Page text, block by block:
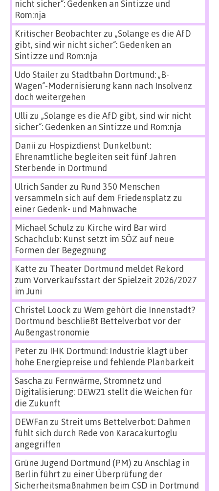
nicht sicher“: Gedenken an Sinti:zze und
Rom:nja
Kritischer Beobachterzu „Solange es die AfD
gibt, sind wir nicht sicher“: Gedenken an
Sinti:zze und Rom:nja
Udo Stailerzu Stadtbahn Dortmund: „B-
Wagen“-Modernisierung kann nach Insolvenz
doch weitergehen
Ulli zu „Solange es die AfD gibt, sind wir nicht
sicher“: Gedenken an Sinti:zze und Rom:nja
Danii zu Hospizdienst Dunkelbunt:
Ehrenamtliche begleiten seit fünf Jahren
Sterbende in Dortmund
Ulrich Sanderzu Rund 350 Menschen
versammeln sich auf dem Friedensplatz zu
einer Gedenk- und Mahnwache
Michael Schulz zu Kirche wird Bar wird
Schachclub: Kunst setzt im SÖZ auf neue
Formen der Begegnung
Katte zu Theater Dortmund meldet Rekord
zum Vorverkaufsstart der Spielzeit 2026/2027
im Juni
Christel Loock zu Wem gehört die Innenstadt?
Dortmund beschließt Bettelverbot vor der
Außengastronomie
Peterzu IHK Dortmund: Industrie klagt über
hohe Energiepreise und fehlende Planbarkeit
Sascha zu Fernwärme, Stromnetz und
Digitalisierung: DEW21 stellt die Weichen für
die Zukunft
DEWFan zu Streit ums Bettelverbot: Dahmen
fühlt sich durch Rede von Karacakurtoglu
angegriffen
Grüne Jugend Dortmund (PM) zu Anschlag in
Berlin führt zu einer Überprüfung der
Sicherheitsmaßnahmen beim CSD in Dortmund